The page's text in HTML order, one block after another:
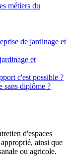
métiers du
de jardinage et
et
c'est possible ?
sans diplôme ?
d'espaces
ainsi que
ou agricole.